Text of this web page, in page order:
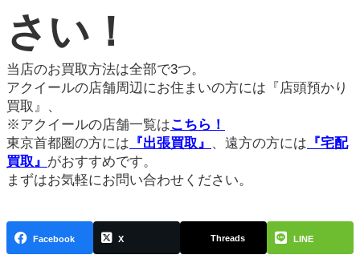
さい！
当店のお買取方法は全部で3つ。
アクイールの店舗周辺にお住まいの方には『店頭預かり
買取』、
※アクイールの店舗一覧はこちら！
東京首都圏の方には 『出張買取』 、遠方の方には 『宅配
買取』 がおすすめです。
まずはお気軽にお問い合わせください。
Facebook X Threads LINE